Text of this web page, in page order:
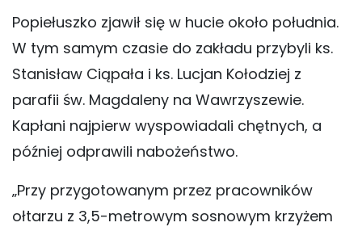
Popiełuszko zjawił się w hucie około południa.
W tym samym czasie do zakładu przybyli ks.
Stanisław Ciąpała i ks. Lucjan Kołodziej z
parafii św. Magdaleny na Wawrzyszewie.
Kapłani najpierw wyspowiadali chętnych, a
później odprawili nabożeństwo.
„Przy przygotowanym przez pracowników
ołtarzu z 3,5-metrowym sosnowym krzyżem